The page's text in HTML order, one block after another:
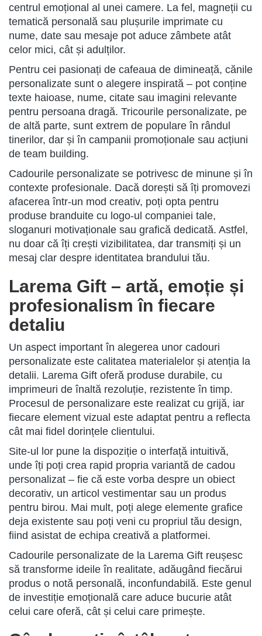
centrul emoțional al unei camere. La fel, magneții cu
tematică personală sau plușurile imprimate cu
nume, date sau mesaje pot aduce zâmbete atât
celor mici, cât și adulților.
Pentru cei pasionați de cafeaua de dimineață, cănile
personalizate sunt o alegere inspirată – pot conține
texte haioase, nume, citate sau imagini relevante
pentru persoana dragă. Tricourile personalizate, pe
de altă parte, sunt extrem de populare în rândul
tinerilor, dar și în campanii promoționale sau acțiuni
de team building.
Cadourile personalizate se potrivesc de minune și în
contexte profesionale. Dacă dorești să îți promovezi
afacerea într-un mod creativ, poți opta pentru
produse branduite cu logo-ul companiei tale,
sloganuri motivaționale sau grafică dedicată. Astfel,
nu doar că îți crești vizibilitatea, dar transmiți și un
mesaj clar despre identitatea brandului tău.
Larema Gift – artă, emoție și
profesionalism în fiecare
detaliu
Un aspect important în alegerea unor cadouri
personalizate este calitatea materialelor și atenția la
detalii. Larema Gift oferă produse durabile, cu
imprimeuri de înaltă rezoluție, rezistente în timp.
Procesul de personalizare este realizat cu grijă, iar
fiecare element vizual este adaptat pentru a reflecta
cât mai fidel dorințele clientului.
Site-ul lor pune la dispoziție o interfață intuitivă,
unde îți poți crea rapid propria variantă de cadou
personalizat – fie că este vorba despre un obiect
decorativ, un articol vestimentar sau un produs
pentru birou. Mai mult, poți alege elemente grafice
deja existente sau poți veni cu propriul tău design,
fiind asistat de echipa creativă a platformei.
Cadourile personalizate de la Larema Gift reușesc
să transforme ideile în realitate, adăugând fiecărui
produs o notă personală, inconfundabilă. Este genul
de investiție emoțională care aduce bucurie atât
celui care oferă, cât și celui care primește.